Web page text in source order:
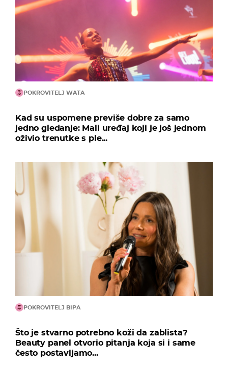
POKROVITELJ WATA
Kad su uspomene previše dobre za samo
jedno gledanje: Mali uređaj koji je još jednom
oživio trenutke s ple...
POKROVITELJ BIPA
Što je stvarno potrebno koži da zablista?
Beauty panel otvorio pitanja koja si i same
često postavljamo...